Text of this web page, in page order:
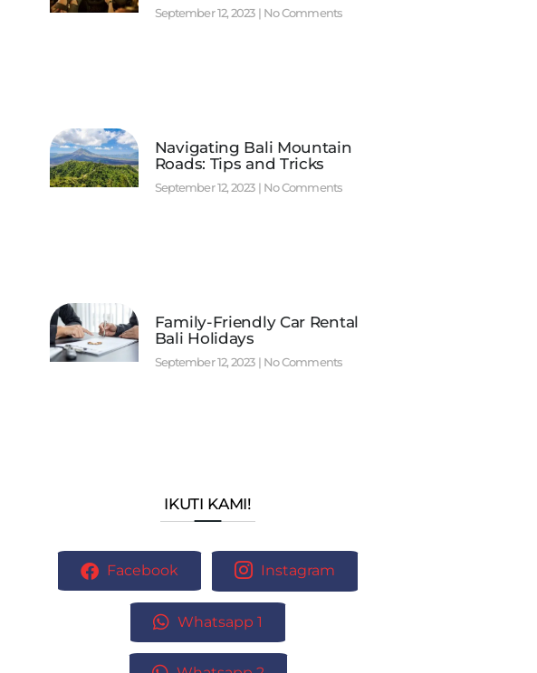
September 12, 2023 No Comments
Navigating Bali Mountain
Roads: Tips and Tricks
September 12, 2023 No Comments
Family-Friendly Car Rental
Bali Holidays
September 12, 2023 No Comments
IKUTI KAMI!
Facebook Instagram
Whatsapp 1